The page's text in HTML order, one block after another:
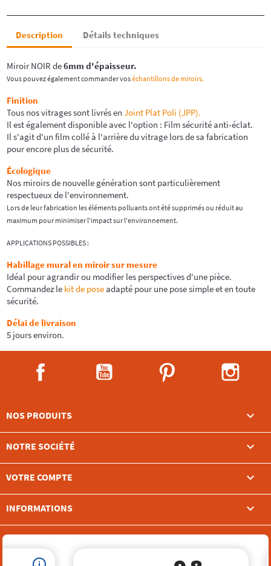
Description Détails techniques
Miroir NOIR de6mm d'épaisseur.
Vous pouvez également commander voséchantillons de miroirs.
Finition
Tous nos vitrages sont livrés enJoint Plat Poli (JPP).
Il est également disponible avec l'option : Film sécurité anti-éclat.
Il s'agit d'un film collé à l'arrière du vitrage lors de sa fabrication
pour encore plus de sécurité.
Écologique
Nos miroirs de nouvelle génération sont particulièrement
respectueux de l'environnement.
Lors de leur fabrication les éléments polluants ont été supprimés ou réduit au
maximum pour minimiser l'impact sur l'environnement.
APPLICATIONS POSSIBLES :
Habillage mural en miroir sur mesure
Idéal pour agrandir ou modifier les perspectives d'une pièce.
Commandez le kit de poseadapté pour une pose simple et en toute
sécurité.
Délai de livraison
5 jours environ.
NOS PRODUITS 
NOTRE SOCIÉTÉ 
VOTRE COMPTE 
INFORMATIONS keyboard_arrow_down